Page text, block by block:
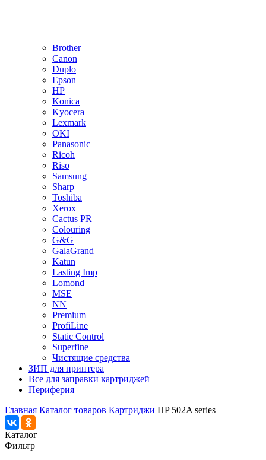
Brother
Canon
Duplo
Epson
HP
Konica
Kyocera
Lexmark
OKI
Panasonic
Ricoh
Riso
Samsung
Sharp
Toshiba
Xerox
Cactus PR
Colouring
G&G
GalaGrand
Katun
Lasting Imp
Lomond
MSE
NN
Premium
ProfiLine
Static Control
Superfine
Чистящие средства
ЗИП для принтера
Все для заправки картриджей
Периферия
Главная Каталог товаров Картриджи HP 502A series
Каталог
Фильтр